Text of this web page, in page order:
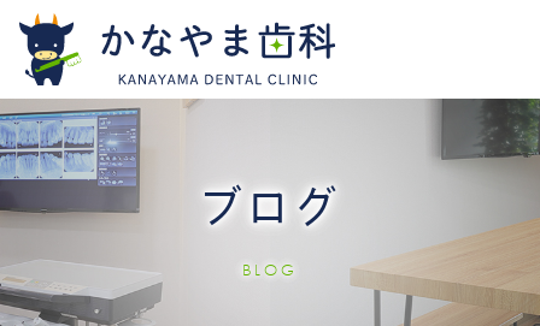
ブログ
BLOG